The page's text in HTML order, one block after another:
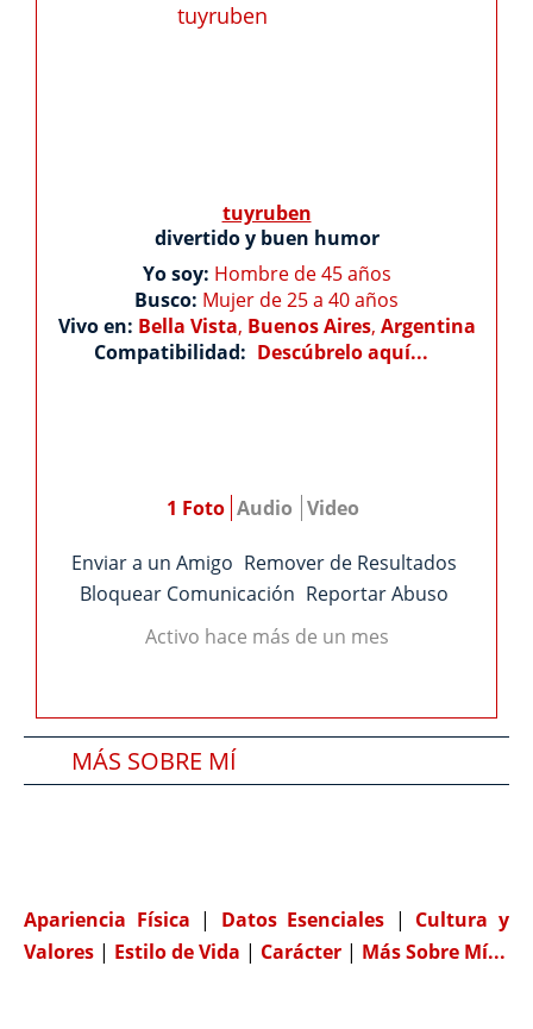
tuyruben
divertido y buen humor
Yo soy: Hombre de 45 años
Busco: Mujer de 25 a 40 años
Vivo en: Bella Vista, Buenos Aires, Argentina
Compatibilidad: Descúbrelo aquí...
1 Foto Audio Video
Enviar a un Amigo Remover de Resultados
Bloquear Comunicación Reportar Abuso
Activo hace más de un mes
MÁS SOBRE MÍ
Apariencia Física | Datos Esenciales | Cultura y
Valores | Estilo de Vida | Carácter | Más Sobre Mí...